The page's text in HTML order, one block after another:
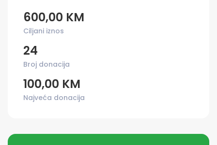
600,00 KM
Ciljani iznos
24
Broj donacija
100,00 KM
Najveća donacija